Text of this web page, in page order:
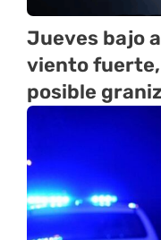
Jueves bajo
viento
posible